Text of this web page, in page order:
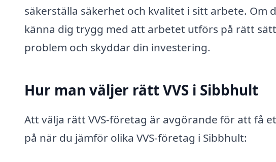
säkerställa säkerhet och kvalitet i sitt arbete.
känna dig trygg med att arbetet utförs på rätt
problem och skyddar din investering.
Hur man väljer rätt VVS i Sibbhult
Att välja rätt VVS-företag är avgörande för att få
på när du jämför olika VVS-företag i Sibbhult: